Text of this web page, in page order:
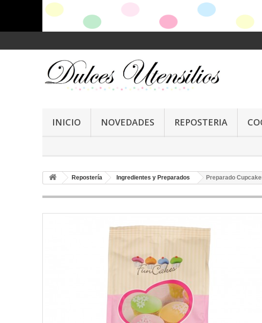
INICIO NOVEDADES REPOSTERIA
Repostería Ingredientes y Preparados Preparado